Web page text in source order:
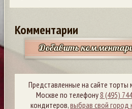
Комментарии
Добавить
Представленные на сайте торты
Москве по телефону8 (495)
кондитеров,выбрав свой город